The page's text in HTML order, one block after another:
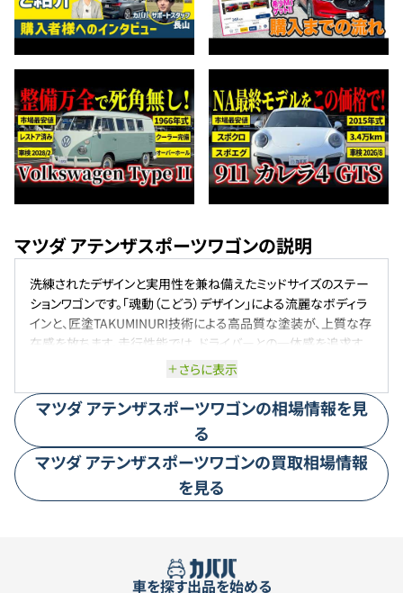
マツダ アテンザスポーツワゴンの説明
洗練されたデザインと実用性を兼ね備えたミッドサイズのステー
ションワゴンです。「魂動（こどう）デザイン」による流麗なボディラ
インと、匠塗TAKUMINURI技術による高品質な塗装が、上質な存
在感を放ちます。走行性能では、ドライバーとの一体感を追求す
る「人馬一体」の思想に基づき、快適で安定した走りを実現。ま
の運転をサポートします。なお、アテンザは2024年4月をもって国
内販売を終了し、その役割はMAZDA3やCXシリーズに引き継が
れています 。
さらに表示
マツダ アテンザスポーツワゴンの相場情報を見
る
マツダアテンザスポーツワゴンの買取相場情報
を見る
車を探す出品を始める